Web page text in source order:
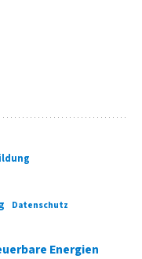
Datenschutz
Energien